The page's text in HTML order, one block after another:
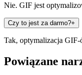
Nie. GIF jest
Czy to jest za darmo?+
Tak, optymalizacja GIF-
Powiązane